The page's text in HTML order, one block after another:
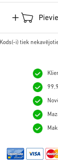
Kods(-i) tiek